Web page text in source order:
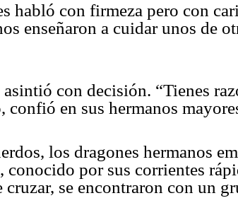
habló con firmeza pero con
enseñaron a cuidar unos de
con decisión. “Tienes
confió en sus hermanos
los dragones hermanos
por sus corrientes
se encontraron con un